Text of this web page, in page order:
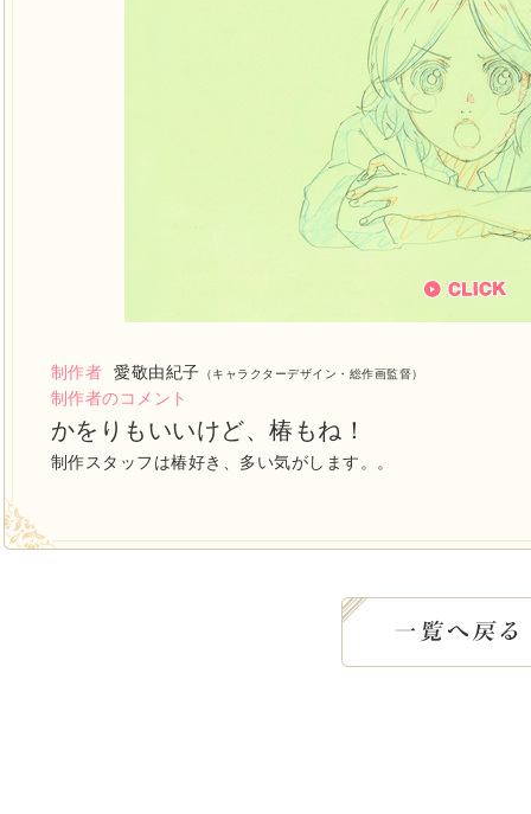
制作者 愛敬由紀子 （キャラクターデザイン・総作画監督）
制作者のコメント
かをりもいいけど、椿もね！
制作スタッフは椿好き、多い気がします。。